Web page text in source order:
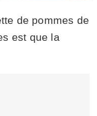
de pommes de
est que la